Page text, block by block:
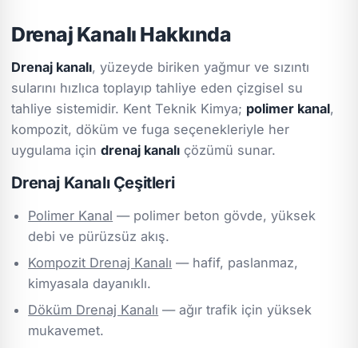
Drenaj Kanalı Hakkında
Drenaj kanalı, yüzeyde biriken yağmur ve sızıntı
sularını hızlıca toplayıp tahliye eden çizgisel su
tahliye sistemidir. Kent Teknik Kimya; polimer kanal,
kompozit, döküm ve fuga seçenekleriyle her
uygulama içindrenaj kanalı çözümü sunar.
Drenaj Kanalı Çeşitleri
Polimer Kanal — polimer beton gövde, yüksek
debi ve pürüzsüz akış.
Kompozit Drenaj Kanalı — hafif, paslanmaz,
kimyasala dayanıklı.
Döküm Drenaj Kanalı — ağır trafik için yüksek
mukavemet.